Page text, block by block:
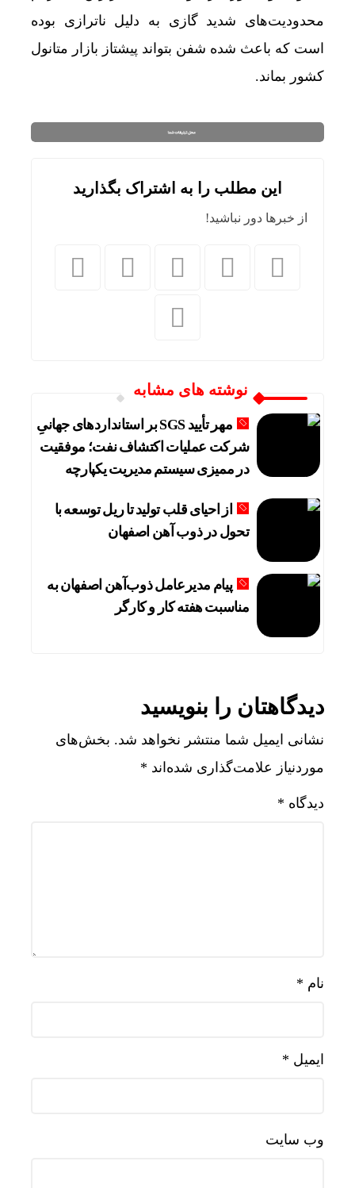
محدودیت‌های شدید گازی به دلیل ناترازی بوده
است که باعث شده شفن بتواند پیشتاز بازار متانول
کشور بماند.
این مطلب را به اشتراک بگذارید
از خبرها دور نباشید!
نوشته های مشابه
مهر تأیید SGS بر استانداردهای جهانیِ
شرکت عملیات اکتشاف نفت؛ موفقیت
در ممیزی سیستم مدیریت یکپارچه
از احیای قلب تولید تا ریل توسعه با
تحول در ذوب آهن اصفهان
پیام مدیرعامل ذوب‌آهن اصفهان به
مناسبت هفته کار و کارگر
دیدگاهتان را بنویسید
نشانی ایمیل شما منتشر نخواهد شد. بخش‌های
موردنیاز علامت‌گذاری شده‌اند *
دیدگاه *
نام *
ایمیل *
وب‌ سایت